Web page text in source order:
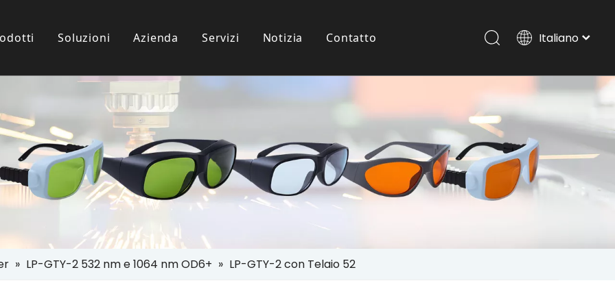
Occhiali Per Uso Paziente
Protezione Laser
Soluzioni Azienda Servizi
Scaricamento
Notizia Contatto Italiano
Español
Pусский
العربية
English
» LP-GTY-2 532 nm e 1064 nm OD6+ » LP-GTY-2 con Telaio 52